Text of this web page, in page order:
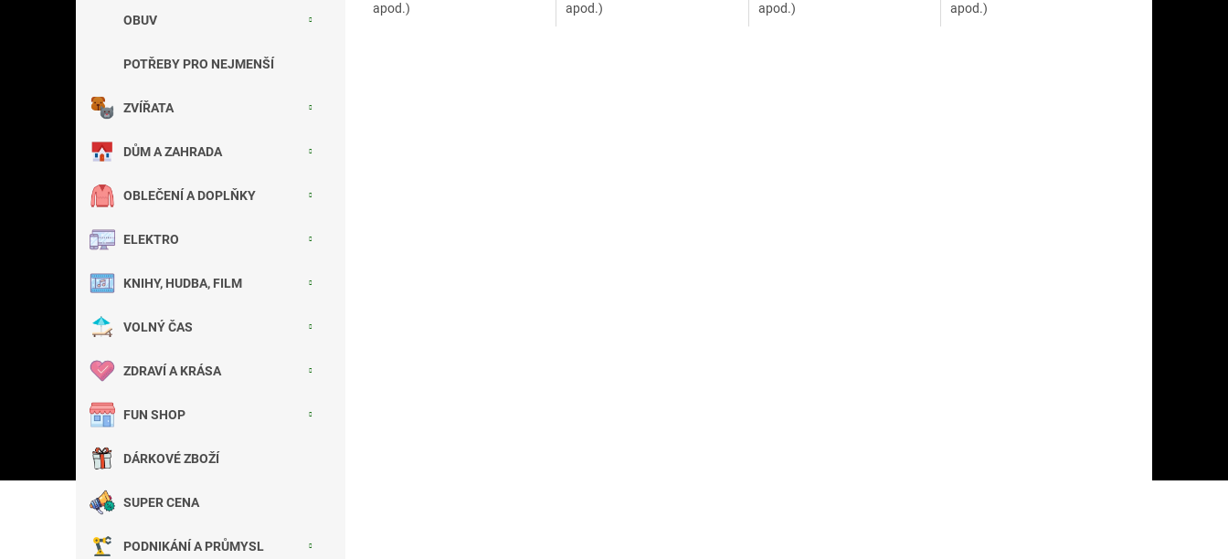
OBUV
POTŘEBY PRO NEJMENŠÍ
ZVÍŘATA
DŮM A ZAHRADA
OBLEČENÍ A DOPLŇKY
ELEKTRO
KNIHY, HUDBA, FILM
VOLNÝ ČAS
ZDRAVÍ A KRÁSA
FUN SHOP
DÁRKOVÉ ZBOŽÍ
SUPER CENA
PODNIKÁNÍ A PRŮMYSL
apod.)
apod.)
apod.)
apod.)